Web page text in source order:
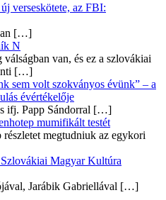
verseskötete, az FBI:
[…]
N
válságban van, és ez a szlovákiai
[…]
sem volt szokványos évünk” – a
évértékelője
ifj. Papp Sándorral […]
mumifikált testét
megtudniuk az egykori
Magyar Kultúra
Jarábik Gabriellával […]